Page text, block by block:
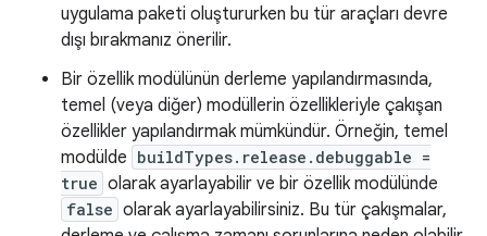
uygulama paketi oluştururken bu tür araçları devre
dışı bırakmanız önerilir.
Bir özellik modülünün derleme yapılandırmasında,
temel (veya diğer) modüllerin özellikleriyle çakışan
özellikler yapılandırmak mümkündür. Örneğin, temel
modülde buildTypes.release.debuggable =
true olarak ayarlayabilir ve bir özellik modülünde
false olarak ayarlayabilirsiniz. Bu tür çakışmalar,